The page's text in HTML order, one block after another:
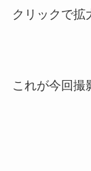
クリックで拡
これが今回撮